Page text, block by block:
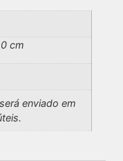
cm
enviado em